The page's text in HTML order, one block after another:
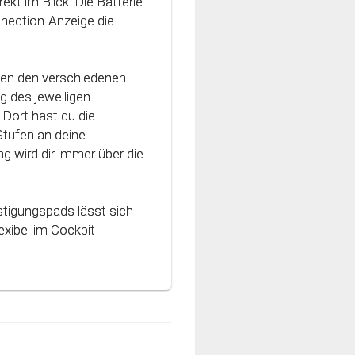
Anzeige die
den verschiedenen
des jeweiligen
hast du die
an deine
wird dir immer über die
lässt sich
im Cockpit
Technologie
und können optimal